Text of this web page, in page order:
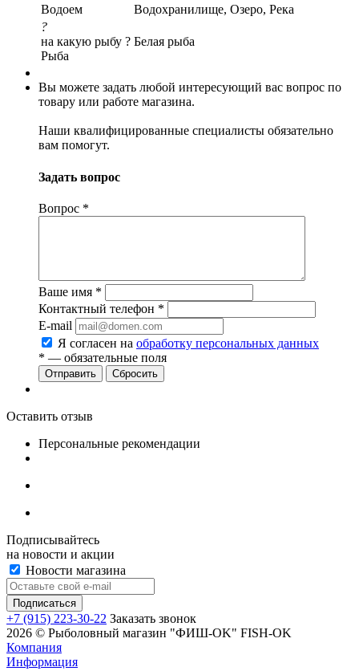
Водоем
Водохранилище, Озеро, Река
?
на какую рыбу ?
Рыба
Белая рыба
Вы можете задать любой интересующий вас вопрос по
товару или работе магазина.
Наши квалифицированные специалисты обязательно
вам помогут.
Задать вопрос
Вопрос *
Ваше имя *
Контактный телефон *
E-mail
Я согласен на обработку персональных данных
* — обязательные поля
Сбросить
Оставить отзыв
Персональные рекомендации
Подписывайтесь
на новости и акции
Новости магазина
+7 (915) 223-30-22 Заказать звонок
2026 © Рыболовный магазин "ФИШ-OK" FISH-OK
Компания
Информация